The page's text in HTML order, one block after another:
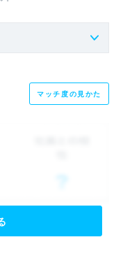
マッチ度の見かた